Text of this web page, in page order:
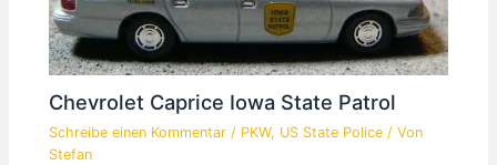
Chevrolet Caprice Iowa State Patrol
Schreibe einen Kommentar / PKW, US State Police / Von
Stefan